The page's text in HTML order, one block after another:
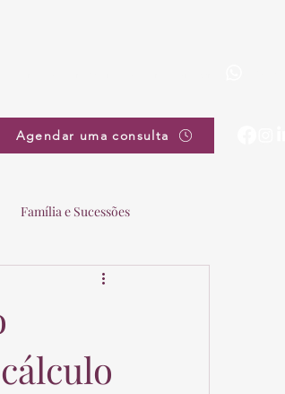
Agendar uma consulta
Família e Sucessões